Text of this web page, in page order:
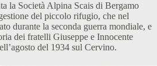
la Società Alpina Scais di Bergamo
del piccolo rifugio, che nel
durante la seconda guerra mondiale, e
dei fratelli Giuseppe e Innocente
del 1934 sul Cervino.